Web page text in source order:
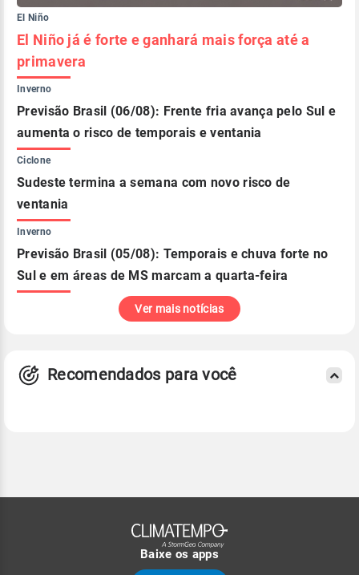
El Niño
El Niño já é forte e ganhará mais força até a
primavera
Inverno
Previsão Brasil (06/08): Frente fria avança pelo Sul e
aumenta o risco de temporais e ventania
Ciclone
Sudeste termina a semana com novo risco de
ventania
Inverno
Previsão Brasil (05/08): Temporais e chuva forte no
Sul e em áreas de MS marcam a quarta-feira
Ver mais notícias
Recomendados para você
Baixe os apps